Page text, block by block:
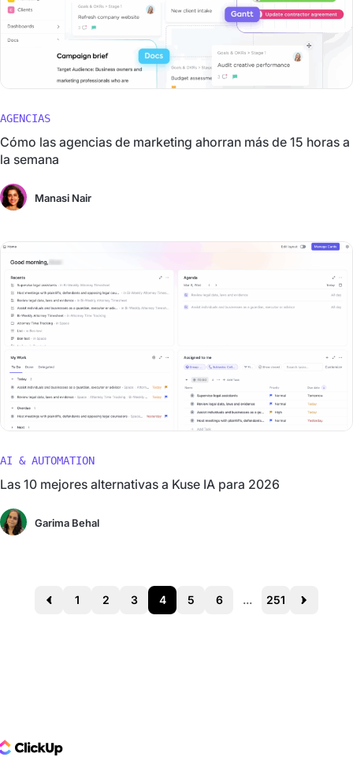
AGENCIAS
Cómo las agencias de marketing ahorran más de 15 horas a
la semana
Manasi Nair
AI & AUTOMATION
Las 10 mejores alternativas a Kuse IA para 2026
Garima Behal
Prev 1 2 3 4 5 6 ... 251 Next
Logo